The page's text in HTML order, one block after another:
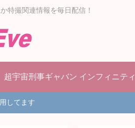
特撮関連情報を毎日配信！
超宇宙刑事ギャバン インフィニティ
してます